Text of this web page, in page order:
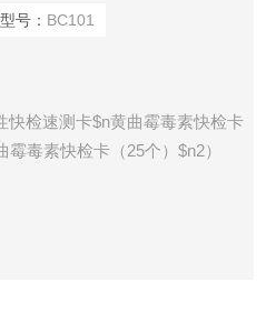
型号： BC101
快检速测卡$n黄曲霉毒素快检卡
毒素快检卡（25个）$n2）